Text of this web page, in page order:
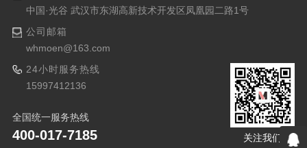
中国·光谷 武汉市东湖高新技术开发区凤凰园二路1号
公司邮箱
whmoen@163.com
24小时服务热线
15997412136
全国统一服务热线
400-017-7185 关注我们